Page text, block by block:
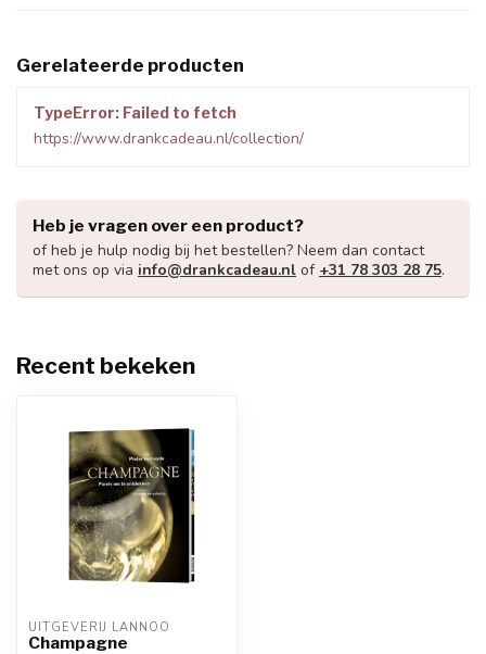
Gerelateerde producten
TypeError: Failed to fetch
https://www.drankcadeau.nl/collection/
Heb je vragen over een product?
of heb je hulp nodig bij het bestellen? Neem dan contact
met ons op via info@drankcadeau.nl of +31 78 303 28 75.
Recent bekeken
UITGEVERIJ LANNOO
Champagne